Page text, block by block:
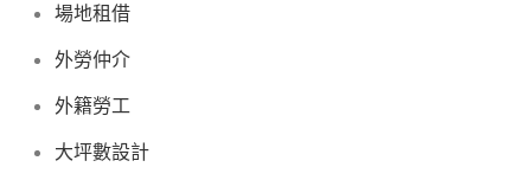
場地租借
外勞仲介
外籍勞工
大坪數設計